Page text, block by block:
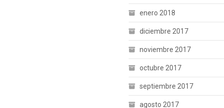
enero 2018
diciembre 2017
noviembre 2017
octubre 2017
septiembre 2017
agosto 2017